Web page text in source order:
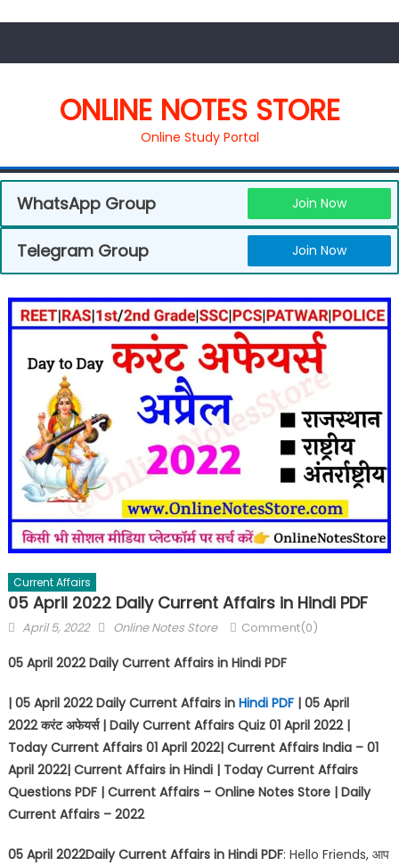
ONLINE NOTES STORE
Online Study Portal
WhatsApp Group Join Now
Telegram Group Join Now
Current Affairs
05 April 2022 Daily Current Affairs in Hindi PDF
April 5, 2022 Online Notes Store Comment(0)
05 April 2022 Daily Current Affairs in Hindi PDF
| 05 April 2022 Daily Current Affairs in Hindi PDF| 05 April
2022करंट अफेयर्स | Daily Current Affairs Quiz 01 April 2022 |
Today Current Affairs 01 April 2022| Current Affairs India – 01
April 2022| Current Affairs in Hindi | Today Current Affairs
Questions PDF | Current Affairs – Online Notes Store | Daily
Current Affairs – 2022
05 April 2022Daily Current Affairs in Hindi PDF: Hello Friends, आप